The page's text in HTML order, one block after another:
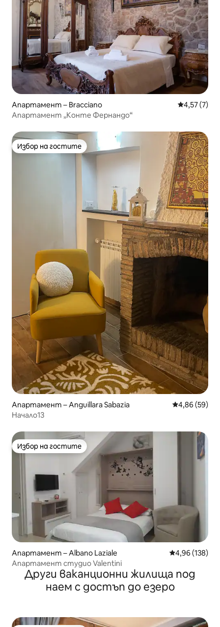
Апартамент – Bracciano Средна
4,57 (7)
Апартамент „Конте Фернандо“
Избор на гостите
Избор на гостите
Апартамент – Anguillara Sabazia Средна
4,86 (59)
Начало13
Избор на гостите
Избор на гостите
Апартамент – Albano Laziale Средна
4,96 (138)
Апартамент студио Valentini
Други ваканционни жилища под
наем с достъп до езеро